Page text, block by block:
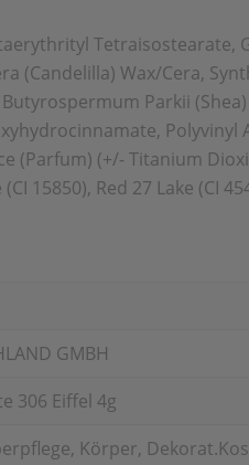
Tetraisostearate,
Wax/Cera,
Parkii
(+/- Titanium
15850), Red 27 Lake (CI
GMBH
306 Eiffel 4g
Körper,